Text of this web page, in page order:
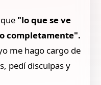
"lo que se ve
completamente".
me hago cargo de
pedí disculpas y